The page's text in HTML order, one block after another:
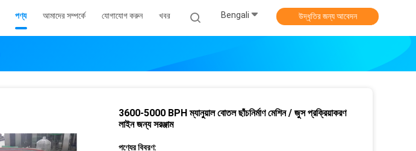
পণ্য আমাদের সম্পর্কে যোগাযোগ করুন খবর Bengali উদ্ধৃতির জন্য আবেদন
3600-5000 BPH ম্যানুয়াল বোতল ছাঁচনির্মাণ মেশিন / জুস প্রক্রিয়াকরণ
লাইন জন্য সরঞ্জাম
পণ্যের বিবরণ: